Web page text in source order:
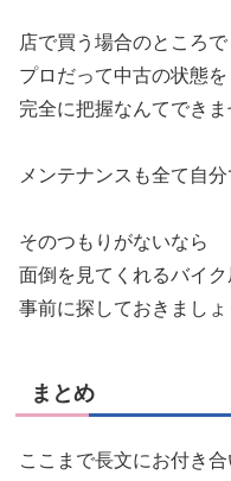
店で買う場合のところ
プロだって中古の状態を
完全に把握なんてできま
メンテナンスも全て自分
そのつもりがないなら
面倒を見てくれるバイク
事前に探しておきましょ
まとめ
ここまで長文にお付き合